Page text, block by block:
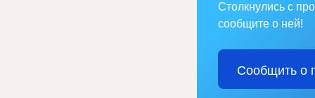
Столкнулись с
сообщите о ней!
Сообщить о